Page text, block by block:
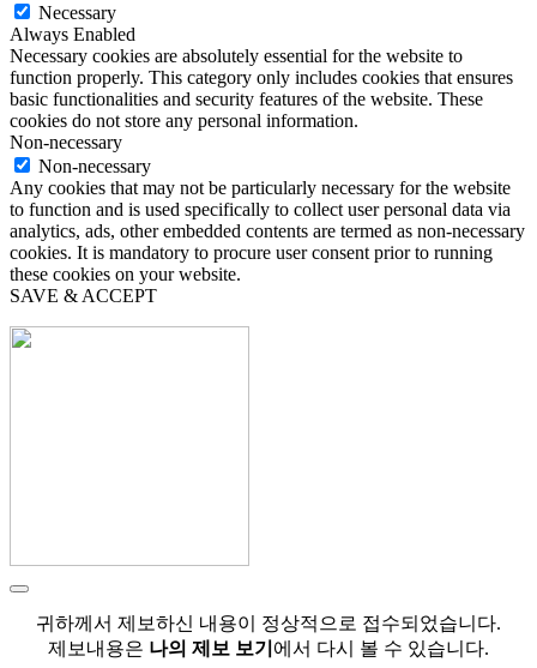
Necessary
Always Enabled
Necessary cookies are absolutely essential for the website to
function properly. This category only includes cookies that ensures
basic functionalities and security features of the website. These
cookies do not store any personal information.
Non-necessary
Non-necessary
Any cookies that may not be particularly necessary for the website
to function and is used specifically to collect user personal data via
analytics, ads, other embedded contents are termed as non-necessary
cookies. It is mandatory to procure user consent prior to running
these cookies on your website.
SAVE & ACCEPT
귀하께서 제보하신 내용이 정상적으로 접수되었습니다.
제보내용은 나의 제보 보기 에서 다시 볼 수 있습니다.